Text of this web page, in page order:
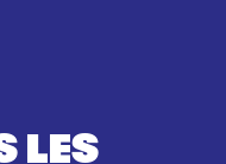
LES